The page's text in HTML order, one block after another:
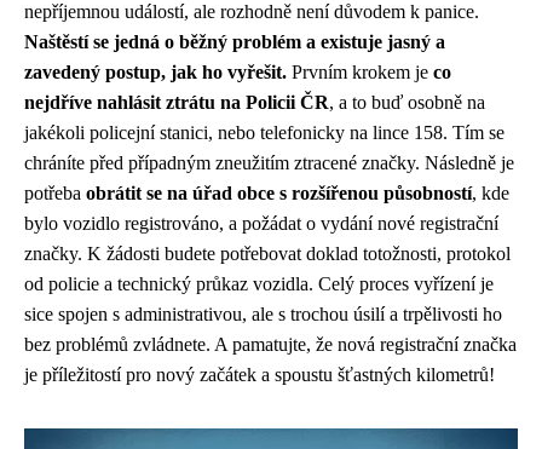
nepříjemnou událostí, ale rozhodně není důvodem k panice.
Naštěstí se jedná o běžný problém a existuje jasný a
zavedený postup, jak ho vyřešit. Prvním krokem je co
nejdříve nahlásit ztrátu na Policii ČR, a to buď osobně na
jakékoli policejní stanici, nebo telefonicky na lince 158. Tím se
chráníte před případným zneužitím ztracené značky. Následně je
potřeba obrátit se na úřad obce s rozšířenou působností, kde
bylo vozidlo registrováno, a požádat o vydání nové registrační
značky. K žádosti budete potřebovat doklad totožnosti, protokol
od policie a technický průkaz vozidla. Celý proces vyřízení je
sice spojen s administrativou, ale s trochou úsilí a trpělivosti ho
bez problémů zvládnete. A pamatujte, že nová registrační značka
je příležitostí pro nový začátek a spoustu šťastných kilometrů!